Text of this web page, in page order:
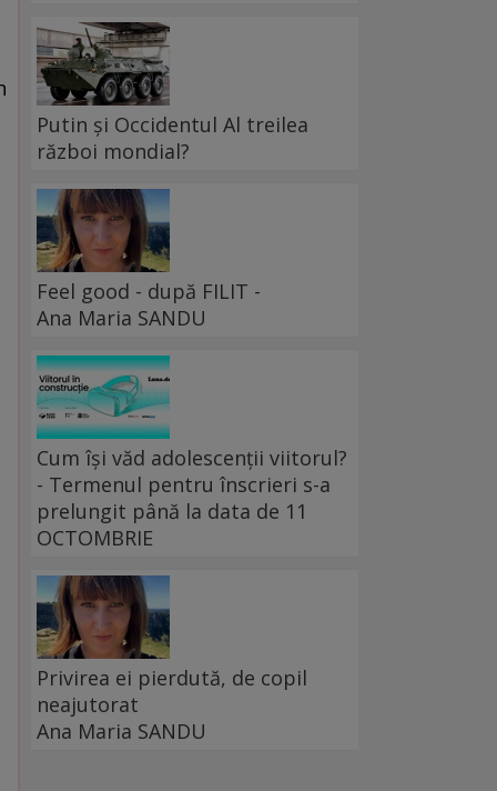
Putin și Occidentul Al treilea
război mondial?
Feel good - după FILIT -
Ana Maria SANDU
Cum își văd adolescenții viitorul?
- Termenul pentru înscrieri s-a
prelungit până la data de 11
OCTOMBRIE
Privirea ei pierdută, de copil
neajutorat
Ana Maria SANDU